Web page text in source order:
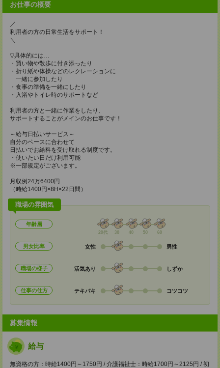
お仕事の概要
／
利用者の方の日常生活をサポート！
＼
▽具体的には…
・買い物や散歩に付き添ったり
・折り紙や体操などのレクレーションに
一緒に参加したり
・食事の準備を一緒にしたり
・入浴やトイレ時のサポートなど
利用者の方と一緒に作業をしたり、
サポートすることがメインのお仕事です！
～給与日払いサービス～
自分のペースに合わせて
日払いでお給料を受け取れる制度です。
・使いたい日だけ利用可能
※一部規定がございます。
月収例24万6400円
（時給1400円×8H×22日間）
職場の雰囲気
年齢層
20代 30 40 50 60
男女比率 女性 男性
職場の様子 活気あり しずか
仕事の仕方 テキパキ コツコツ
募集情報
給与
無資格の方：時給1400円～1750円 / 介護福祉士：時給1700円～2125円 / 初